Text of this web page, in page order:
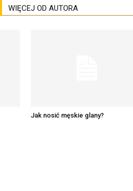
WIĘCEJ OD AUTORA
Jak nosić męskie glany?